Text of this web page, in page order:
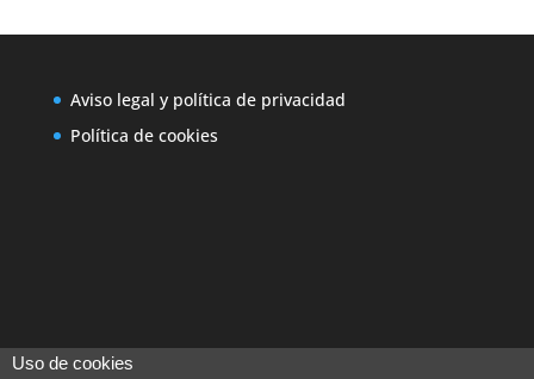
Aviso legal y política de privacidad
Política de cookies
Uso de cookies